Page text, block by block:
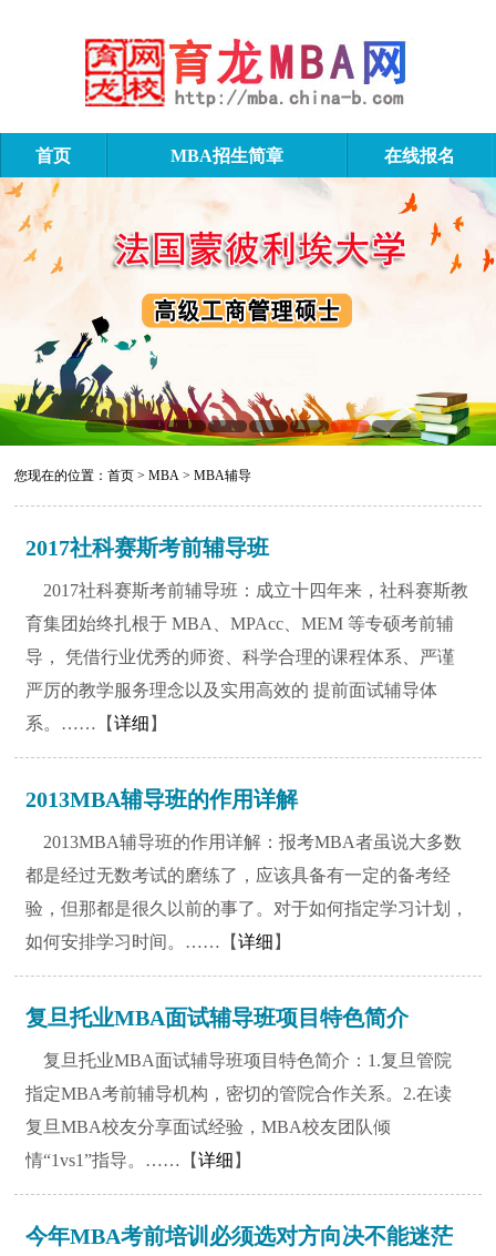
MBA辅导
首页 MBA招生简章 在线报名
1 2 3 4 5 6 7 8
您现在的位置：首页 >MBA >MBA辅导
2017社科赛斯考前辅导班
2017社科赛斯考前辅导班：成立十四年来，社科赛斯教
育集团始终扎根于 MBA、MPAcc、MEM 等专硕考前辅
导， 凭借行业优秀的师资、科学合理的课程体系、严谨
严厉的教学服务理念以及实用高效的 提前面试辅导体
系。……【详细 】
2013MBA辅导班的作用详解
2013MBA辅导班的作用详解：报考MBA者虽说大多数
都是经过无数考试的磨练了，应该具备有一定的备考经
验，但那都是很久以前的事了。对于如何指定学习计划，
如何安排学习时间。……【详细 】
复旦托业MBA面试辅导班项目特色简介
复旦托业MBA面试辅导班项目特色简介：1.复旦管院
指定MBA考前辅导机构，密切的管院合作关系。2.在读
复旦MBA校友分享面试经验，MBA校友团队倾
情“1vs1”指导。……【详细 】
今年MBA考前培训必须选对方向决不能迷茫